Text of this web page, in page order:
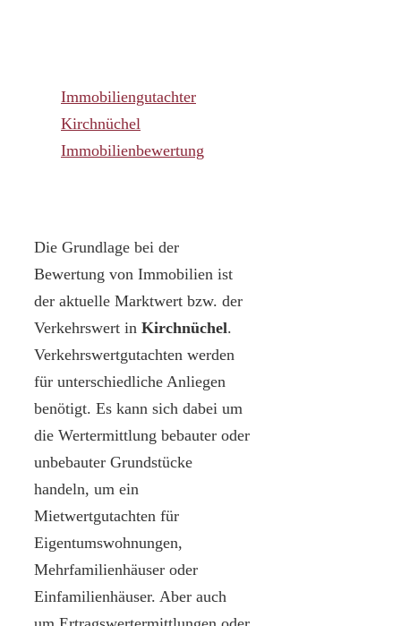
Immobiliengutachter
Kirchnüchel
Immobilienbewertung
Die Grundlage bei der
Bewertung von Immobilien ist
der aktuelle Marktwert bzw. der
Verkehrswert in Kirchnüchel.
Verkehrswertgutachten werden
für unterschiedliche Anliegen
benötigt. Es kann sich dabei um
die Wertermittlung bebauter oder
unbebauter Grundstücke
handeln, um ein
Mietwertgutachten für
Eigentumswohnungen,
Mehrfamilienhäuser oder
Einfamilienhäuser. Aber auch